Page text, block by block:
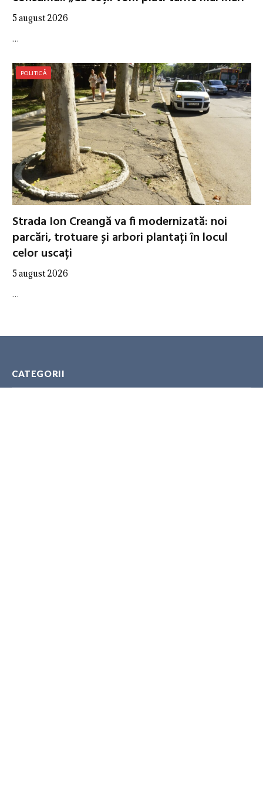
5 august 2026
…
POLITICĂ
Strada Ion Creangă va fi modernizată: noi
parcări, trotuare și arbori plantați în locul
celor uscați
5 august 2026
…
CATEGORII